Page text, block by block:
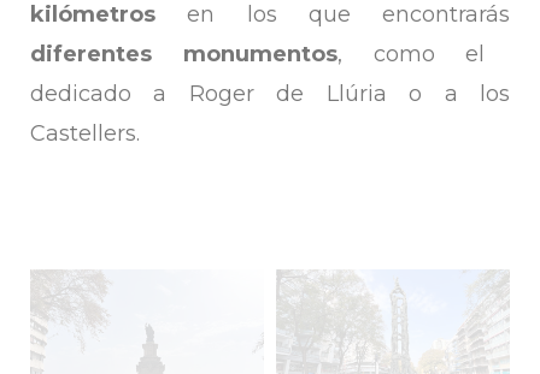
kilómetros en los que encontrarás
diferentes monumentos, como el
dedicado a Roger de Llúria o a los
Castellers.